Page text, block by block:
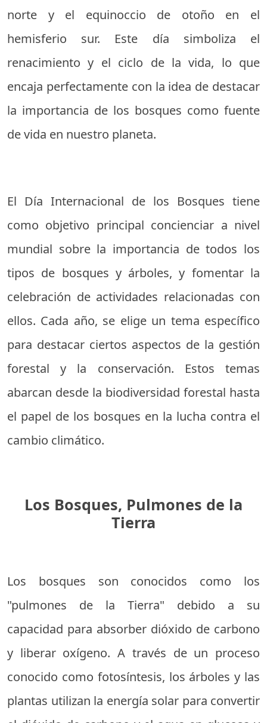
norte y el equinoccio de otoño en el
hemisferio sur. Este día simboliza el
renacimiento y el ciclo de la vida, lo que
encaja perfectamente con la idea de destacar
la importancia de los bosques como fuente
de vida en nuestro planeta.
El Día Internacional de los Bosques tiene
como objetivo principal concienciar a nivel
mundial sobre la importancia de todos los
tipos de bosques y árboles, y fomentar la
celebración de actividades relacionadas con
ellos. Cada año, se elige un tema específico
para destacar ciertos aspectos de la gestión
forestal y la conservación. Estos temas
abarcan desde la biodiversidad forestal hasta
el papel de los bosques en la lucha contra el
cambio climático.
Los Bosques, Pulmones de la
Tierra
Los bosques son conocidos como los
"pulmones de la Tierra" debido a su
capacidad para absorber dióxido de carbono
y liberar oxígeno. A través de un proceso
conocido como fotosíntesis, los árboles y las
plantas utilizan la energía solar para convertir